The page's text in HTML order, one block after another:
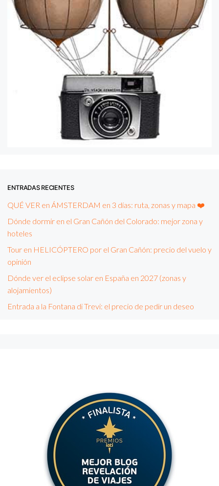
ENTRADAS RECIENTES
QUÉ VER en ÁMSTERDAM en 3 días: ruta, zonas y mapa ❤️
Dónde dormir en el Gran Cañón del Colorado: mejor zona y
hoteles
Tour en HELICÓPTERO por el Gran Cañón: precio del vuelo y
opinión
Dónde ver el eclipse solar en España en 2027 (zonas y
alojamientos)
Entrada a la Fontana di Trevi: el precio de pedir un deseo